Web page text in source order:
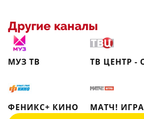
Другие каналы
МУЗ ТВ
ФЕНИКС+ КИНО
МАТЧ! ИГРА